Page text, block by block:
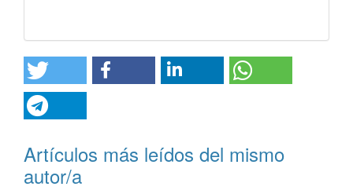
Artículos más leídos del mismo
autor/a